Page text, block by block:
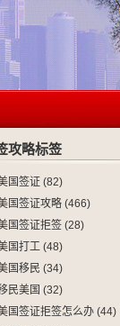
攻略标签
国签证 (82)
国签证攻略 (466)
国签证拒签 (28)
国打工 (48)
国移民 (34)
民美国 (32)
国签证拒签怎么办 (44)